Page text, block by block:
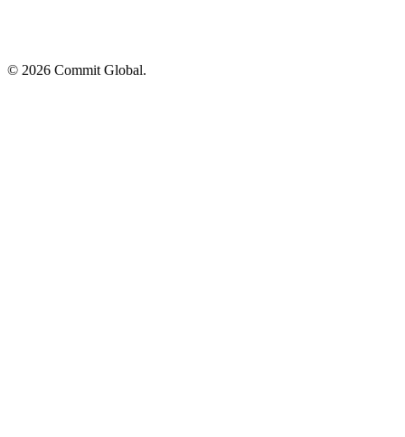
© 2026 Commit Global.